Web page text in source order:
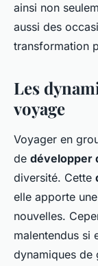
ainsi non
aussi des
transformation
Les
voyage
Voyager en
de développer
diversité. Cette
elle apporte
nouvelles.
malentendus si
dynamiques de